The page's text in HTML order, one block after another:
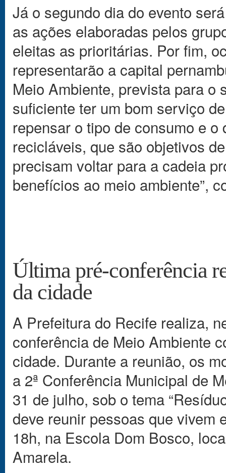
Já o segundo dia do evento
as ações elaboradas pelos
eleitas as prioritárias. Por fim,
representarão a capital
Meio Ambiente, prevista para o
suficiente ter um bom serviço
repensar o tipo de consumo e
recicláveis, que são objetivos
precisam voltar para a cadeia
benefícios ao meio ambiente”,
Última pré-conferência
da cidade
A Prefeitura do Recife realiza,
conferência de Meio Ambiente
cidade. Durante a reunião, os
a 2ª Conferência Municipal de
31 de julho, sob o tema
deve reunir pessoas que vivem
18h, na Escola Dom Bosco,
Amarela.